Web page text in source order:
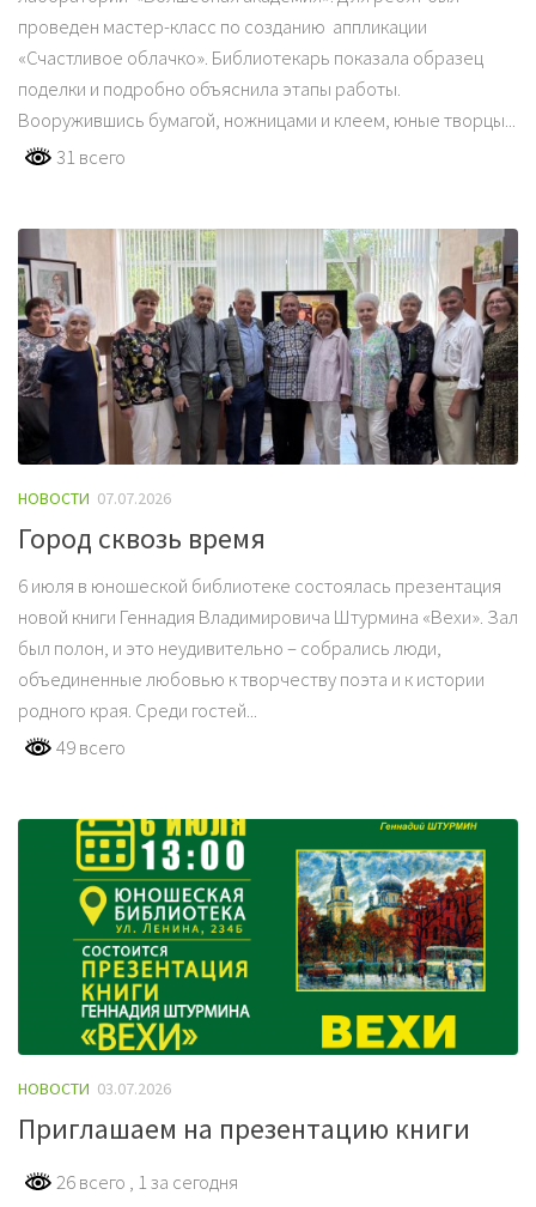
проведен мастер-класс по созданию аппликации
«Счастливое облачко». Библиотекарь показала образец
поделки и подробно объяснила этапы работы.
Вооружившись бумагой, ножницами и клеем, юные творцы...
31 всего
НОВОСТИ 07.07.2026
Город сквозь время
6 июля в юношеской библиотеке состоялась презентация
новой книги Геннадия Владимировича Штурмина «Вехи». Зал
был полон, и это неудивительно – собрались люди,
объединенные любовью к творчеству поэта и к истории
родного края. Среди гостей...
49 всего
НОВОСТИ 03.07.2026
Приглашаем на презентацию книги
26 всего , 1 за сегодня